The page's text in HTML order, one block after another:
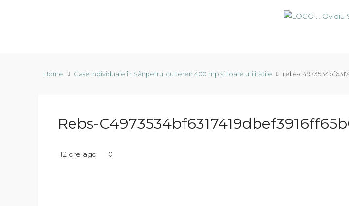
Home Case individuale în Sânpetru, cu teren 400 mp și toate utilitățile rebs-
Rebs-
12 ore ago 0